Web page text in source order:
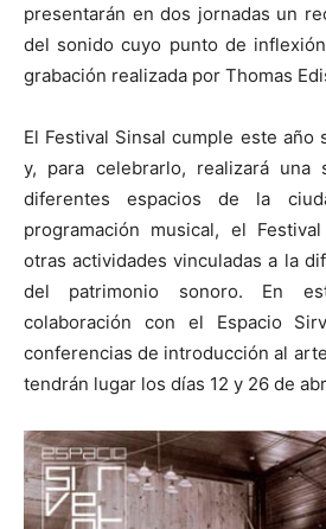
presentarán en dos jornadas un
del sonido cuyo punto de
grabación realizada por Thomas
El Festival Sinsal cumple este año
y, para celebrarlo, realizará una
diferentes espacios de la
programación musical, el
otras actividades vinculadas a la
del patrimonio sonoro. En
colaboración con el Espacio
conferencias de introducción al
tendrán lugar los días 12 y 26 de